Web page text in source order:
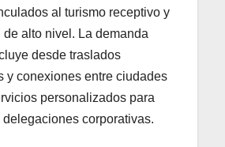
al turismo receptivo y
alto nivel. La demanda
desde traslados
y conexiones entre ciudades
personalizados para
corporativas.